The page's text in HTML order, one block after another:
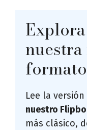
Lee la
nuestro
más clásico,